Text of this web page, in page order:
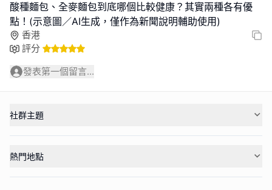
酸種麵包、全麥麵包到底哪個比較健康？其實兩種各有優
點！(示意圖／AI生成，僅作為新聞說明輔助使用)
香港
評分
發表第一個留言...
社群主題
熱門地點